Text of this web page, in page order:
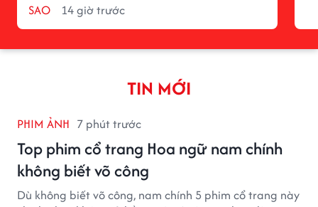
SAO 14 giờ trước
TIN MỚI
PHIM ẢNH 7 phút trước
Top phim cổ trang Hoa ngữ nam chính
không biết võ công
Dù không biết võ công, nam chính 5 phim cổ trang này